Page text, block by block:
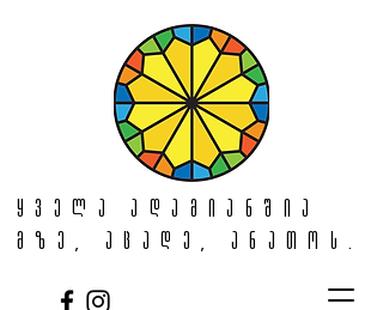
ყველა ადამიანშია
მზე, აცადე, ანათოს.